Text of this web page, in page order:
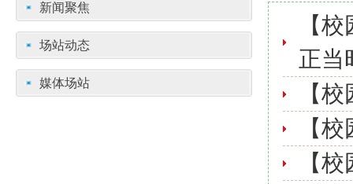
新闻聚焦
场站动态
媒体场站
【
正当
【
【
【